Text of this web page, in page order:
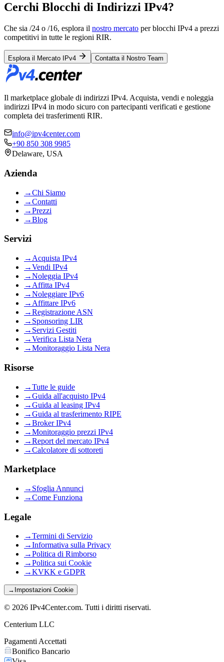
Cerchi Blocchi di Indirizzi IPv4?
Che sia /24 o /16, esplora il nostro mercato per blocchi IPv4 a prezzi
competitivi in tutte le regioni RIR.
Esplora il Mercato IPv4 Contatta il Nostro Team
Il marketplace globale di indirizzi IPv4. Acquista, vendi e noleggia
indirizzi IPv4 in modo sicuro con partecipanti verificati e gestione
completa dei trasferimenti RIR.
info@ipv4center.com
+90 850 308 9985
Delaware, USA
Azienda
→Chi Siamo
→Contatti
→Prezzi
→Blog
Servizi
→ Acquista IPv4
→Vendi IPv4
→Noleggia IPv4
→ Affitta IPv4
→Noleggiare IPv6
→ Affittare IPv6
→Registrazione ASN
→ Sponsoring LIR
→ Servizi Gestiti
→Verifica Lista Nera
→Monitoraggio Lista Nera
Risorse
→Tutte le guide
→Guida all'acquisto IPv4
→Guida al leasing IPv4
→Guida al trasferimento RIPE
→Broker IPv4
→Monitoraggio prezzi IPv4
→Report del mercato IPv4
→Calcolatore di sottoreti
Marketplace
→ Sfoglia Annunci
→Come Funziona
Legale
→Termini di Servizio
→Informativa sulla Privacy
→Politica di Rimborso
→Politica sui Cookie
→KVKK e GDPR
→ Impostazioni Cookie
© 2026 IPv4Center.com. Tutti i diritti riservati.
Centerium LLC
Pagamenti Accettati
Bonifico Bancario